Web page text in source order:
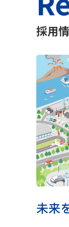
採用
未来